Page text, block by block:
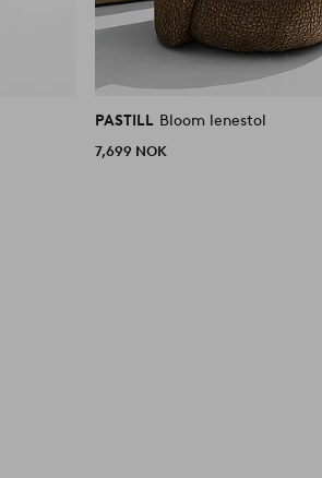
PASTILL Bloom lenestol
7,699 NOK